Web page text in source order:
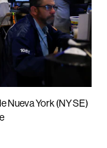
Nueva York (NYSE)